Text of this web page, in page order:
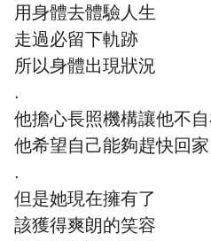
用身體去體驗人生
走過必留下軌跡
所以身體出現狀況
.
他擔心長照機構讓他不
他希望自己能夠趕快回家
.
但是她現在擁有了
該獲得爽朗的笑容